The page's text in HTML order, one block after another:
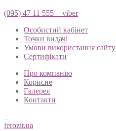
(095) 47 11 555 + viber
Особистий кабінет
Точки видачі
Умови використання сайту
Сертифікати
Про компанію
Корисне
Галерея
Контакти
ferozit.ua